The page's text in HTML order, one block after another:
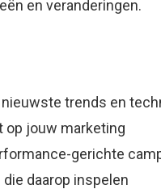
en veranderingen.
trends en
op jouw marketing
gerichte
daarop inspelen